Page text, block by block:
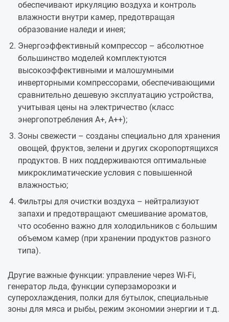
обеспечивают иркуляцию воздуха и контроль
влажности внутри камер, предотвращая
образование наледи и инея;
Энергоэффективный компрессор – абсолютное
большинство моделей комплектуются
высокоэффективными и малошумными
инверторными компрессорами, обеспечивающими
сравнительно дешевую эксплуатацию устройства,
учитывая цены на электричество (класс
энергопотребления А+, А++);
Зоны свежести – созданы специально для хранения
овощей, фруктов, зелени и других скоропортящихся
продуктов. В них поддерживаются оптимальные
микроклиматические условия с повышенной
влажностью;
Фильтры для очистки воздуха – нейтрализуют
запахи и предотвращают смешивание ароматов,
что особенно важно для холодильников с большим
объемом камер (при хранении продуктов разного
типа).
Другие важные функции: управление через Wi-Fi,
генератор льда, функции суперзаморозки и
суперохлаждения, полки для бутылок, специальные
зоны для мяса и рыбы, режим экономии энергии и т.д.